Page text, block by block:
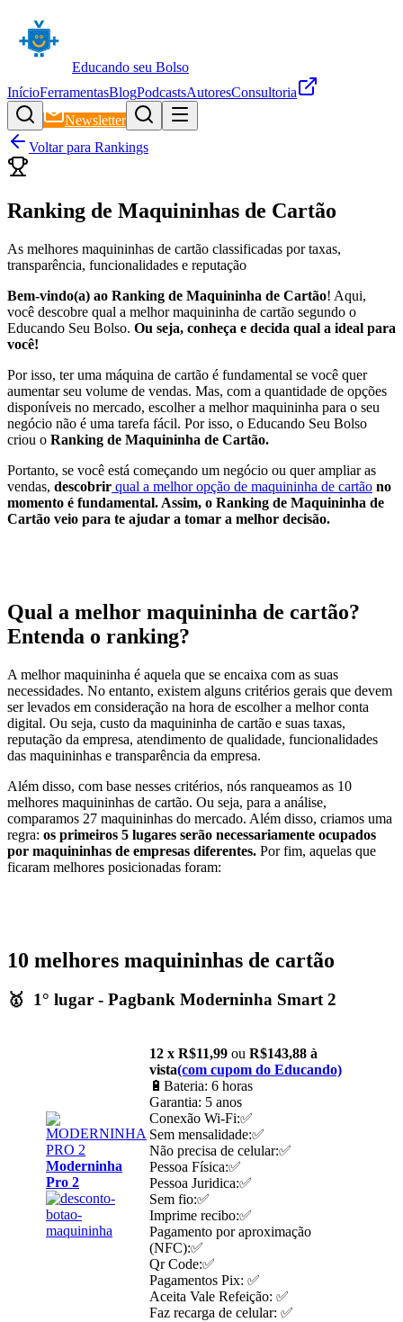
Educando seu Bolso
InícioFerramentasBlogPodcastsAutoresConsultoria
Newsletter
Voltar para Rankings
Ranking de Maquininhas de Cartão
As melhores maquininhas de cartão classificadas por taxas,
transparência, funcionalidades e reputação
Bem-vindo(a) ao Ranking de Maquininha de Cartão! Aqui,
você descobre qual a melhor maquininha de cartão segundo o
Educando Seu Bolso. Ou seja, conheça e decida qual a ideal para
você!
Por isso, ter uma máquina de cartão é fundamental se você quer
aumentar seu volume de vendas. Mas, com a quantidade de opções
disponíveis no mercado, escolher a melhor maquininha para o seu
negócio não é uma tarefa fácil. Por isso, o Educando Seu Bolso
criou o Ranking de Maquininha de Cartão.
Portanto, se você está começando um negócio ou quer ampliar as
vendas, descobrir qual a melhor opção de maquininha de cartão no
momento é fundamental. Assim, o Ranking de Maquininha de
Cartão veio para te ajudar a tomar a melhor decisão.
Qual a melhor maquininha de cartão?
Entenda o ranking?
A melhor maquininha é aquela que se encaixa com as suas
necessidades. No entanto, existem alguns critérios gerais que devem
ser levados em consideração na hora de escolher a melhor conta
digital. Ou seja, custo da maquininha de cartão e suas taxas,
reputação da empresa, atendimento de qualidade, funcionalidades
das maquininhas e transparência da empresa.
Além disso, com base nesses critérios, nós ranqueamos as 10
melhores maquininhas de cartão. Ou seja, para a análise,
comparamos 27 maquininhas do mercado. Além disso, criamos uma
regra: os primeiros 5 lugares serão necessariamente ocupados
por maquininhas de empresas diferentes. Por fim, aquelas que
ficaram melhores posicionadas foram:
10 melhores maquininhas de cartão
🥇 1° lugar - Pagbank Moderninha Smart 2
Moderninha
Pro 2
12 x R$11,99 ou R$143,88 à
vista(com cupom do Educando)
🔋Bateria: 6 horas
Garantia: 5 anos
Conexão Wi-Fi:✅
Sem mensalidade:✅
Não precisa de celular:✅
Pessoa Física:✅
Pessoa Juridica:✅
Sem fio:✅
Imprime recibo:✅
Pagamento por aproximação
(NFC):✅
Qr Code:✅
Pagamentos Pix: ✅
Aceita Vale Refeição: ✅
Faz recarga de celular: ✅